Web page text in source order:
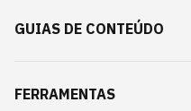
GUIAS DE CONTEÚDO
FERRAMENTAS